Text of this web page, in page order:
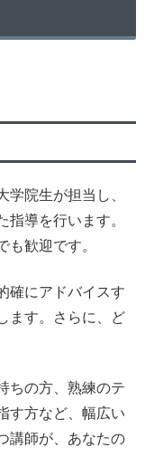
学院生が担当し、
導を行います。
歓迎です。
確にアドバイスす
ます。さらに、ど
ちの方、熟練のテ
す方など、幅広い
講師が、あなたの